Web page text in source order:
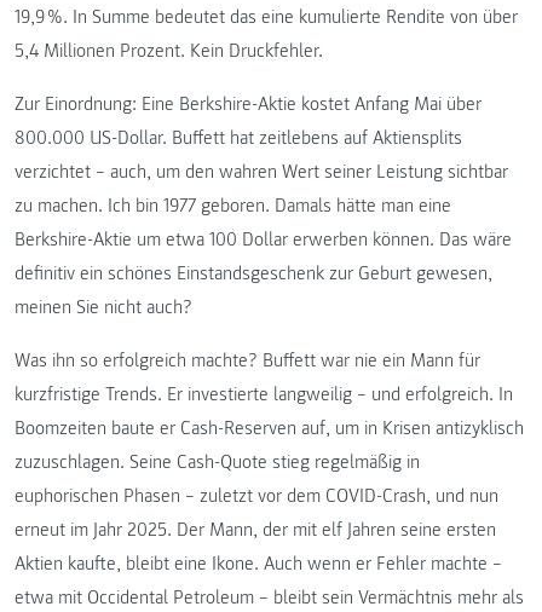
19,9 %. In Summe bedeutet das eine kumulierte Rendite von über
5,4 Millionen Prozent. Kein Druckfehler.
Zur Einordnung: Eine Berkshire-Aktie kostet Anfang Mai über
800.000 US-Dollar. Buffett hat zeitlebens auf Aktiensplits
verzichtet – auch, um den wahren Wert seiner Leistung sichtbar
zu machen. Ich bin 1977 geboren. Damals hätte man eine
Berkshire-Aktie um etwa 100 Dollar erwerben können. Das wäre
definitiv ein schönes Einstandsgeschenk zur Geburt gewesen,
meinen Sie nicht auch?
Was ihn so erfolgreich machte? Buffett war nie ein Mann für
kurzfristige Trends. Er investierte langweilig – und erfolgreich. In
Boomzeiten baute er Cash-Reserven auf, um in Krisen antizyklisch
zuzuschlagen. Seine Cash-Quote stieg regelmäßig in
euphorischen Phasen – zuletzt vor dem COVID-Crash, und nun
erneut im Jahr 2025. Der Mann, der mit elf Jahren seine ersten
Aktien kaufte, bleibt eine Ikone. Auch wenn er Fehler machte –
etwa mit Occidental Petroleum – bleibt sein Vermächtnis mehr als